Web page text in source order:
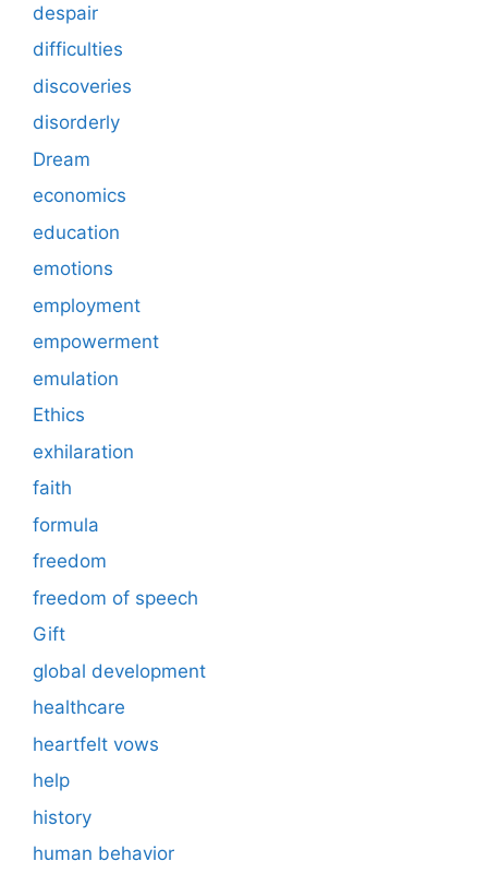
despair
difficulties
discoveries
disorderly
Dream
economics
education
emotions
employment
empowerment
emulation
Ethics
exhilaration
faith
formula
freedom
freedom of speech
Gift
global development
healthcare
heartfelt vows
help
history
human behavior